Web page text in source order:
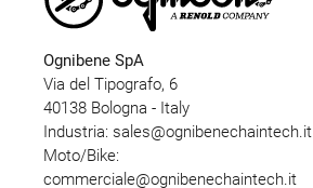
Ognibene SpA
Via del Tipografo, 6
40138 Bologna - Italy
Industria: sales@ognibenechaintech.it
Moto/Bike:
commerciale@ognibenechaintech.it